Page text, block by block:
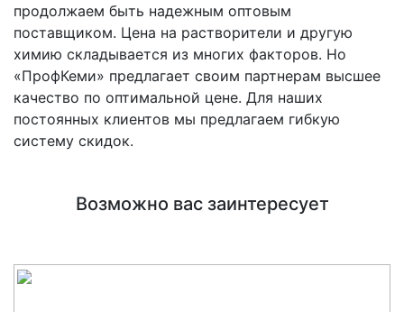
продолжаем быть надежным оптовым
поставщиком. Цена на растворители и другую
химию складывается из многих факторов. Но
«ПрофКеми» предлагает своим партнерам высшее
качество по оптимальной цене. Для наших
постоянных клиентов мы предлагаем гибкую
систему скидок.
Возможно вас заинтересует